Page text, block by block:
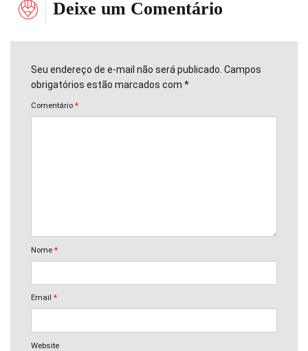
Deixe um Comentário
Seu endereço de e-mail não será publicado. Campos
obrigatórios estão marcados com *
Comentário *
Nome *
Email *
Website